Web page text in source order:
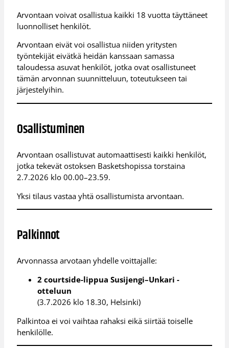
Arvontaan voivat osallistua kaikki 18 vuotta täyttäneet
luonnolliset henkilöt.
Arvontaan eivät voi osallistua niiden yritysten
työntekijät eivätkä heidän kanssaan samassa
taloudessa asuvat henkilöt, jotka ovat osallistuneet
tämän arvonnan suunnitteluun, toteutukseen tai
järjestelyihin.
Osallistuminen
Arvontaan osallistuvat automaattisesti kaikki henkilöt,
jotka tekevät ostoksen Basketshopissa torstaina
2.7.2026 klo 00.00–23.59.
Yksi tilaus vastaa yhtä osallistumista arvontaan.
Palkinnot
Arvonnassa arvotaan yhdelle voittajalle:
2 courtside-lippua Susijengi–Unkari -
otteluun
(3.7.2026 klo 18.30, Helsinki)
Palkintoa ei voi vaihtaa rahaksi eikä siirtää toiselle
henkilölle.